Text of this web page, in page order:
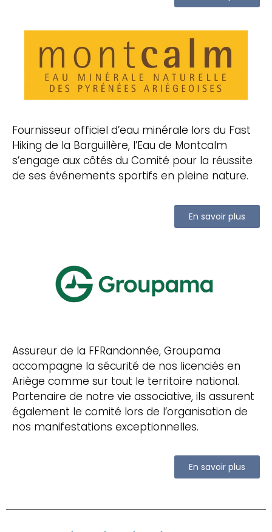
Fournisseur officiel d’eau minérale lors du Fast
Hiking de la Barguillère, l’Eau de Montcalm
s’engage aux côtés du Comité pour la réussite
de ses événements sportifs en pleine nature.
En savoir plus
Assureur de la FFRandonnée, Groupama
accompagne la sécurité de nos licenciés en
Ariège comme sur tout le territoire national.
Partenaire de notre vie associative, ils assurent
également le comité lors de l’organisation de
nos manifestations exceptionnelles.
En savoir plus